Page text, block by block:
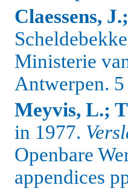
Claessens,
Ministerie
Antwerpen.
Meyvis, L.;
in 1977.
Openbare
appendices